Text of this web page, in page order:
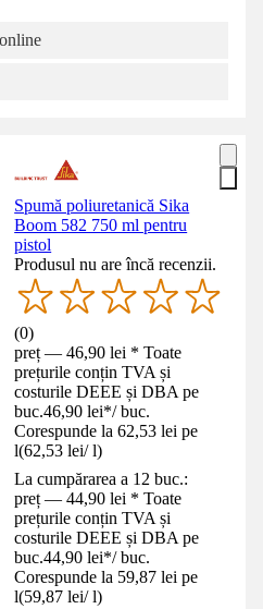
Spumă poliuretanică Sika
Boom 582 750 ml pentru
pistol
Produsul nu are încă recenzii.
(0)
preț — 46,90 lei * Toate
prețurile conțin TVA și
costurile DEEE și DBA pe
buc.46,90 lei*/ buc.
Corespunde la 62,53 lei pe
l(62,53 lei/ l)
La cumpărarea a 12 buc.:
preț — 44,90 lei * Toate
prețurile conțin TVA și
costurile DEEE și DBA pe
buc.44,90 lei*/ buc.
Corespunde la 59,87 lei pe
l(59,87 lei/ l)